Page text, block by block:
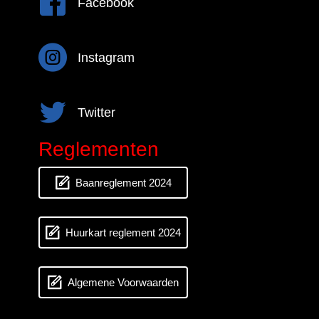
Facebook
InstagramInstagram
Twitter Twitter
Reglementen
Baanreglement 2024
Huurkart reglement 2024
Algemene Voorwaarden